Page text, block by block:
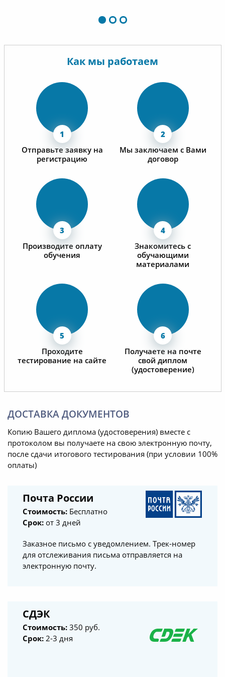
Как мы работаем
Отправьте заявку на
регистрацию
Мы заключаем с Вами
договор
Производите оплату
обучения
Знакомитесь с
обучающими
материалами
Проходите
тестирование на сайте
Получаете на почте
свой диплом
(удостоверение)
ДОСТАВКА ДОКУМЕНТОВ
Копию Вашего диплома (удостоверения) вместе с
протоколом вы получаете на свою электронную почту,
после сдачи итогового тестирования (при условии 100%
оплаты)
Почта России
Стоимость: Бесплатно
Срок: от 3 дней
Заказное письмо с уведомлением. Трек-номер
для отслеживания письма отправляется на
электронную почту.
СДЭК
Стоимость: 350 руб.
Срок: 2-3 дня